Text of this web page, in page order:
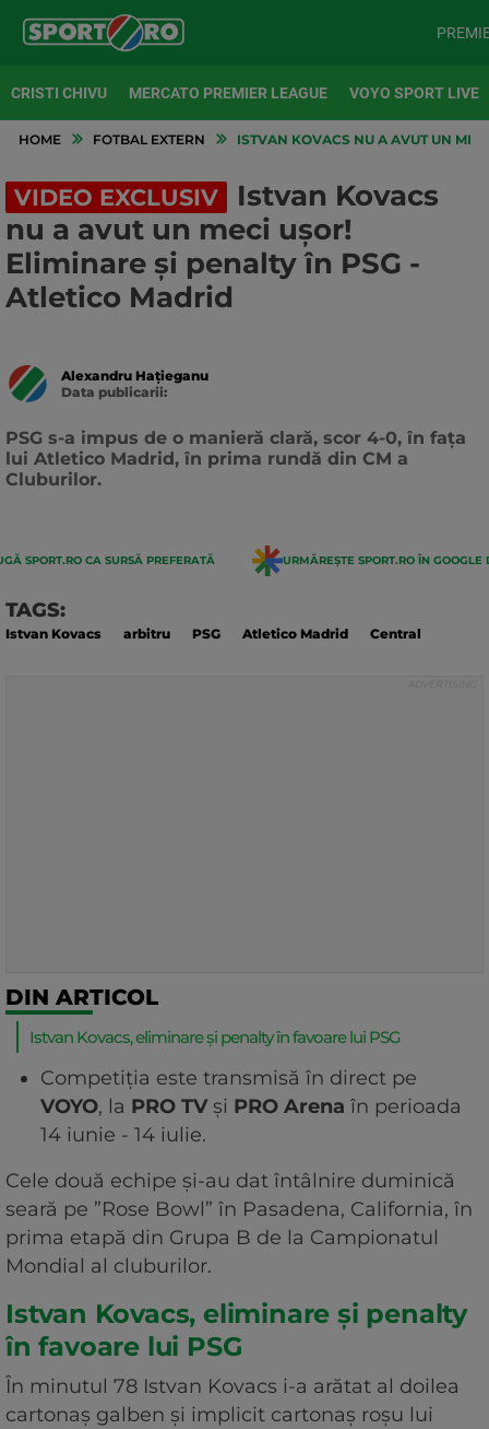
CRISTI CHIVU MERCATO PREMIER LEAGUE VOYO SPORT LIVE
HOME FOTBAL EXTERN ISTVAN KOVACS NU A AVUT UN
VIDEO EXCLUSIV
Istvan Kovacs
nu a avut un meci ușor!
Eliminare și penalty în PSG -
Atletico Madrid
Alexandru Hațieganu
Data publicarii:
PSG s-a impus de o manieră clară, scor 4-0, în fața
lui Atletico Madrid, în prima rundă din CM a
Cluburilor.
SPORT.RO CA SURSĂ PREFERATĂ URMĂREȘTE SPORT.RO ÎN GOOGLE
TAGS:
Istvan Kovacs arbitru PSG Atletico Madrid Central
DIN ARTICOL
Istvan Kovacs, eliminare și penalty în favoare lui PSG
Competiția este transmisă în direct pe
VOYO, la PRO TVși PRO Arena în perioada
14 iunie - 14 iulie.
Cele două echipe și-au dat întâlnire duminică
seară pe ”Rose Bowl” în Pasadena, California, în
prima etapă din Grupa B de la Campionatul
Mondial al cluburilor.
Istvan Kovacs, eliminare și penalty
în favoare lui PSG
În minutul 78 Istvan Kovacs i-a arătat al doilea
cartonaș galben și implicit cartonaș roșu lui